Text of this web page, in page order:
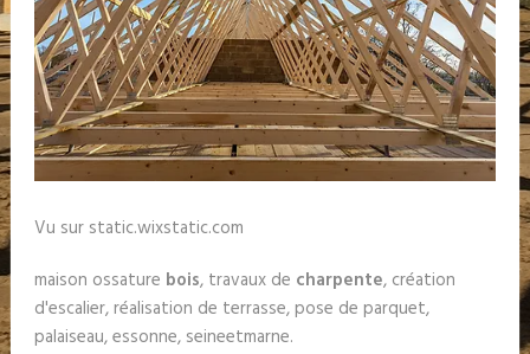
Vu sur static.wixstatic.com
maison ossature bois, travaux de charpente, création
d'escalier, réalisation de terrasse, pose de parquet,
palaiseau, essonne, seineetmarne.